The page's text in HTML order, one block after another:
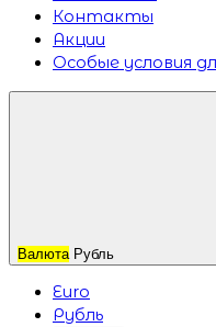
Контакты
Акции
Особые условия
Валюта Рубль
Euro
Рубль